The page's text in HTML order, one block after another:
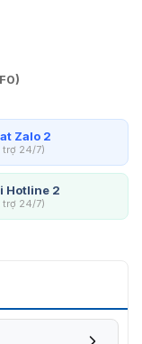
Zalo 2
trợ 24/7)
Hotline 2
trợ 24/7)